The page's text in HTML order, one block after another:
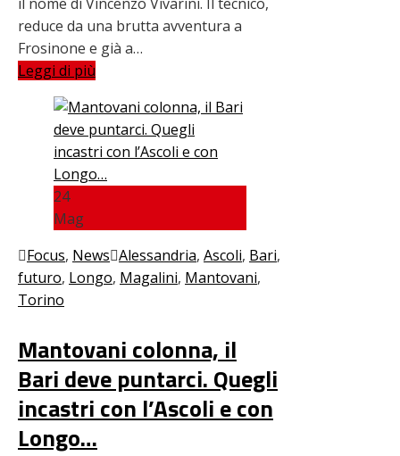
reduce da una brutta avventura a
Frosinone e già a…
Leggi di più
24
Mag
Focus, News Alessandria, Ascoli, Bari,
futuro, Longo, Magalini, Mantovani,
Torino
Mantovani colonna, il
Bari deve puntarci. Quegli
incastri con l’Ascoli e con
Longo…